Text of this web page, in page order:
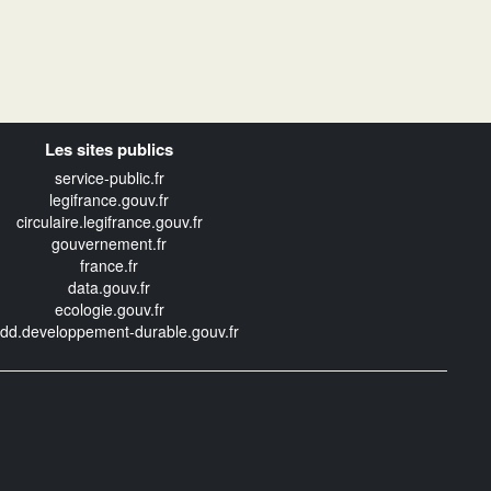
Les sites publics
service-public.fr
legifrance.gouv.fr
circulaire.legifrance.gouv.fr
gouvernement.fr
france.fr
data.gouv.fr
ecologie.gouv.fr
durable.gouv.fr